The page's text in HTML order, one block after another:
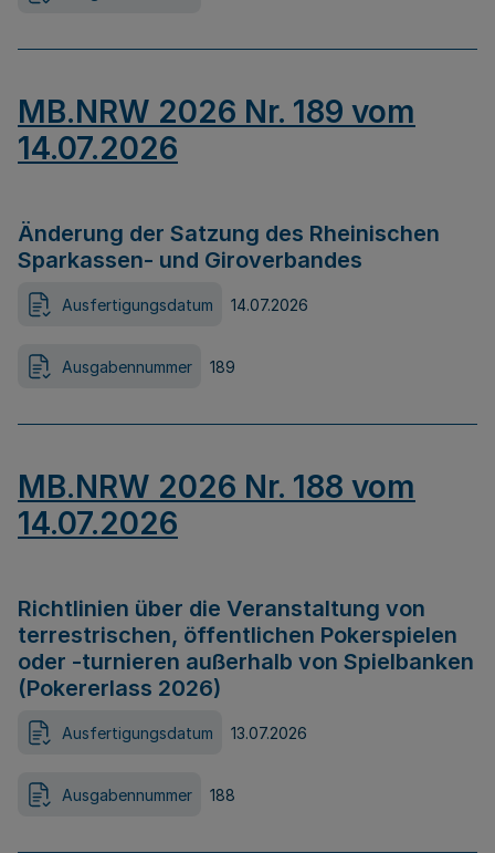
MB.NRW 2026 Nr. 189 vom
14.07.2026
Änderung der Satzung des Rheinischen
Sparkassen- und Giroverbandes
Ausfertigungsdatum 14.07.2026
Ausgabennummer 189
MB.NRW 2026 Nr. 188 vom
14.07.2026
Richtlinien über die Veranstaltung von
terrestrischen, öffentlichen Pokerspielen
oder -turnieren außerhalb von Spielbanken
(Pokererlass 2026)
Ausfertigungsdatum 13.07.2026
Ausgabennummer 188